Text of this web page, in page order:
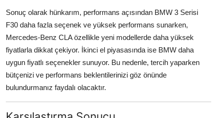
Sonuç olarak hünkarım, performans açısından BMW 3 Serisi
F30 daha fazla seçenek ve yüksek performans sunarken,
Mercedes-Benz CLA özellikle yeni modellerde daha yüksek
fiyatlarla dikkat çekiyor. İkinci el piyasasında ise BMW daha
uygun fiyatlı seçenekler sunuyor. Bu nedenle, tercih yaparken
bütçenizi ve performans beklentilerinizi göz önünde
bulundurmanız faydalı olacaktır.